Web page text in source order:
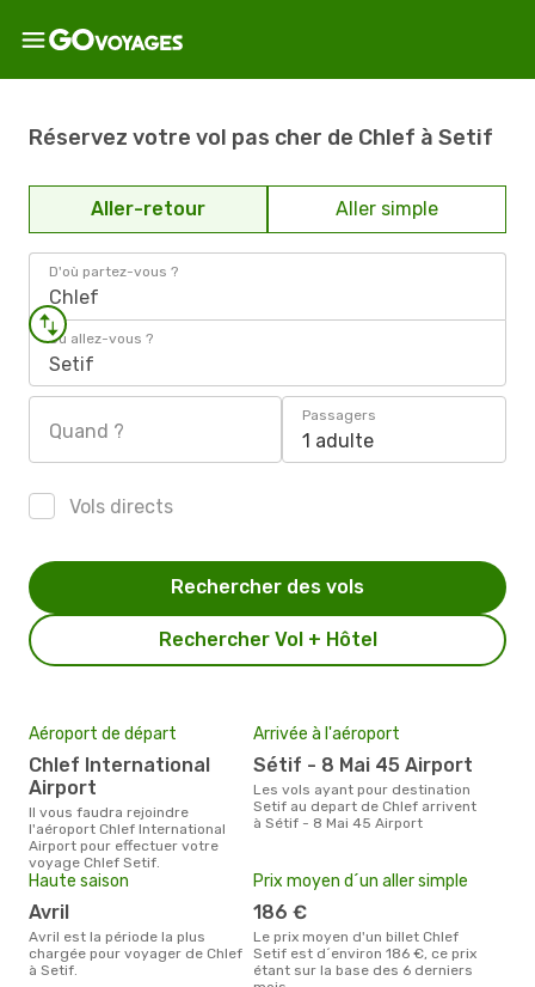
Réservez votre vol pas cher de Chlef à Setif
Aller-retour Aller simple
D'où partez-vous ?
Chlef
Où allez-vous ?
Setif
Quand ?
Passagers
1 adulte
Vols directs
Rechercher Vol + Hôtel
Rechercher des vols
Aéroport de départ
Chlef International
Airport
Il vous faudra rejoindre
l'aéroport Chlef International
Airport pour effectuer votre
voyage Chlef Setif.
Arrivée à l'aéroport
Sétif - 8 Mai 45 Airport
Les vols ayant pour destination
Setif au depart de Chlef arrivent
à Sétif - 8 Mai 45 Airport
Haute saison
avril
avril est la période la plus
chargée pour voyager de Chlef
à Setif.
Prix moyen d´un aller simple
186 €
Le prix moyen d'un billet Chlef
Setif est d´environ 186 €, ce prix
étant sur la base des 6 derniers